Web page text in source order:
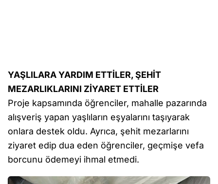
YAŞLILARA YARDIM ETTİLER, ŞEHİT
MEZARLIKLARINI ZİYARET ETTİLER
Proje kapsamında öğrenciler, mahalle pazarında
alışveriş yapan yaşlıların eşyalarını taşıyarak
onlara destek oldu. Ayrıca, şehit mezarlarını
ziyaret edip dua eden öğrenciler, geçmişe vefa
borcunu ödemeyi ihmal etmedi.